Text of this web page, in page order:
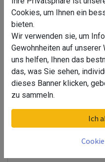
Das PAGAN Glastürscharnier ist
Ganzglasmontagen und
Funktionalität – ideal für stilvolle
Cookies, um Ihnen ein
bieten.
Wir verwenden sie, um
Gewohnheiten auf
uns helfen, Ihnen das
das, was Sie sehen,
dieses Banner klicken,
zu sammeln.
Ich